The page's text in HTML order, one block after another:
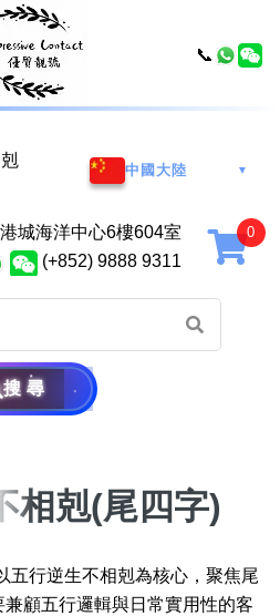
中國大陸 ▼
城海洋中心6樓604室
(+852) 9888 9311
搜尋
×
六 七 八 九 十 十一
相剋(尾四字)
五行逆生不相剋為核心，聚焦尾
顧五行邏輯與日常實用性的客
📞